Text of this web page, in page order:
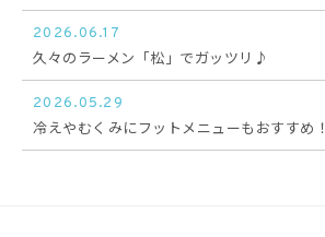
2026.06.17
久々のラーメン「松」でガッツリ♪
2026.05.29
冷えやむくみにフットメニューもおすすめ！